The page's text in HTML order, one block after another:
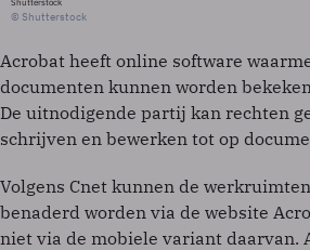
Shutterstock
© Shutterstock
Acrobat heeft online software
documenten kunnen worden
De uitnodigende partij kan rechten
schrijven en bewerken tot op
Volgens Cnet kunnen de
benaderd worden via de website
niet via de mobiele variant daarvan.